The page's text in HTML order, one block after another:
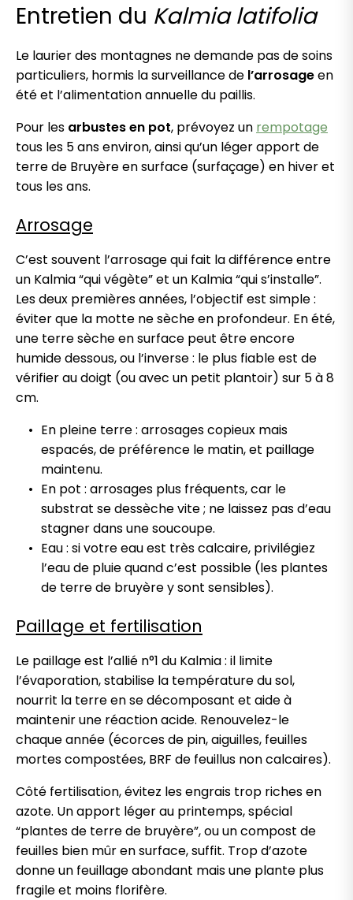
Entretien du Kalmia latifolia
Le laurier des montagnes ne demande pas de soins
particuliers, hormis la surveillance de l’arrosageen
été et l’alimentation annuelle du paillis.
Pour les arbustes en pot, prévoyez un rempotage
tous les 5 ans environ, ainsi qu’un léger apport de
terre de Bruyère en surface (surfaçage) en hiver et
tous les ans.
Arrosage
C’est souvent l’arrosage qui fait la différence entre
un Kalmia “qui végète” et un Kalmia “qui s’installe”.
Les deux premières années, l’objectif est simple :
éviter que la motte ne sèche en profondeur. En été,
une terre sèche en surface peut être encore
humide dessous, ou l’inverse : le plus fiable est de
vérifier au doigt (ou avec un petit plantoir) sur 5 à 8
cm.
En pleine terre : arrosages copieux mais
espacés, de préférence le matin, et paillage
maintenu.
En pot : arrosages plus fréquents, car le
substrat se dessèche vite ; ne laissez pas d’eau
stagner dans une soucoupe.
Eau : si votre eau est très calcaire, privilégiez
l’eau de pluie quand c’est possible (les plantes
de terre de bruyère y sont sensibles).
Paillage et fertilisation
Le paillage est l’allié n°1 du Kalmia : il limite
l’évaporation, stabilise la température du sol,
nourrit la terre en se décomposant et aide à
maintenir une réaction acide. Renouvelez-le
chaque année (écorces de pin, aiguilles, feuilles
mortes compostées, BRF de feuillus non calcaires).
Côté fertilisation, évitez les engrais trop riches en
azote. Un apport léger au printemps, spécial
“plantes de terre de bruyère”, ou un compost de
feuilles bien mûr en surface, suffit. Trop d’azote
donne un feuillage abondant mais une plante plus
fragile et moins florifère.